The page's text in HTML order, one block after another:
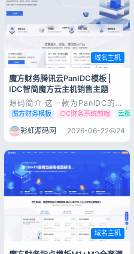
魔方财务极简主题
域名主机
魔方财务腾讯云PanIDC模板 |
IDC智简魔方云主机销售主题
源码简介 这一款为PanIDC的魔
方财务模板酷似腾讯云，包含了
首页、用户中心和购物车等三种
模板。整体设计风格简约而不失
大气，同时功能设计也极为强
优质的IDC模板，PanIDC无疑
是一个理想的选择，感兴趣的朋
友可以...
魔方财务模板 IDC财务系统前端 云服
彩虹源码网 2026-06-22 24
域名主机